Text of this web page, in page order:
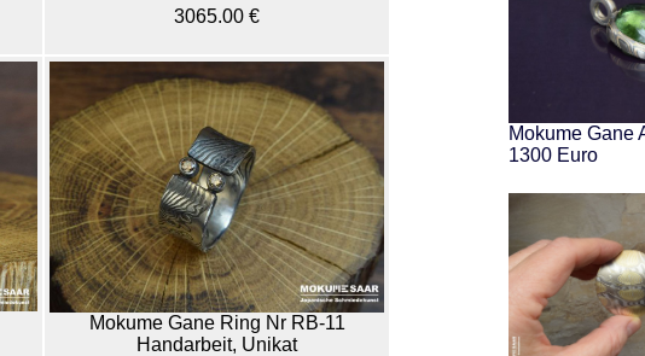
3065.00 €
Mokume Gane Ring Nr RB-11
Handarbeit, Unikat
Mokume Gane
1300 Euro